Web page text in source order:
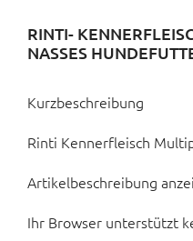
RINTI-
NASSES
Kurzbeschreibung
Rinti Kennerfleisch
Artikelbeschreibung
Ihr Browser unterstützt